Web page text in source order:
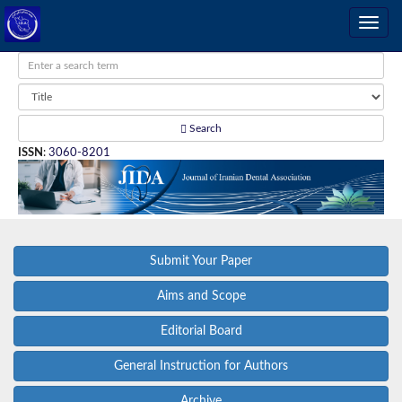
Search
ISSN : 3060-8201
Submit Your Paper
Aims and Scope
Editorial Board
General Instruction for Authors